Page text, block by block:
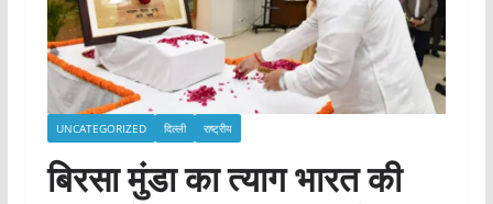
UNCATEGORIZED दिल्ली राष्ट्रीय
बिरसा मुंडा का त्याग भारत की